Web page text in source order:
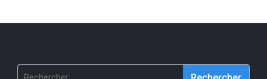
Rechercher :